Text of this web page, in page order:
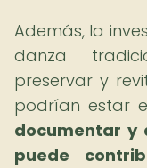
Además, la
danza
preservar y
podrían estar
documentar y
puede